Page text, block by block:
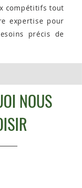
compétitifs tout
expertise pour
précis de
NOUS